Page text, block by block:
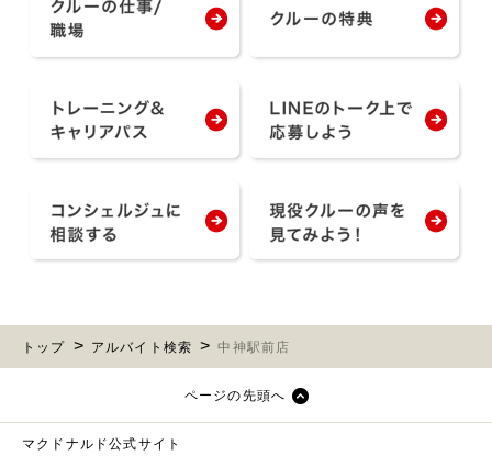
トップ アルバイト検索 中神駅前店
ページの先頭へ
マクドナルド公式サイト